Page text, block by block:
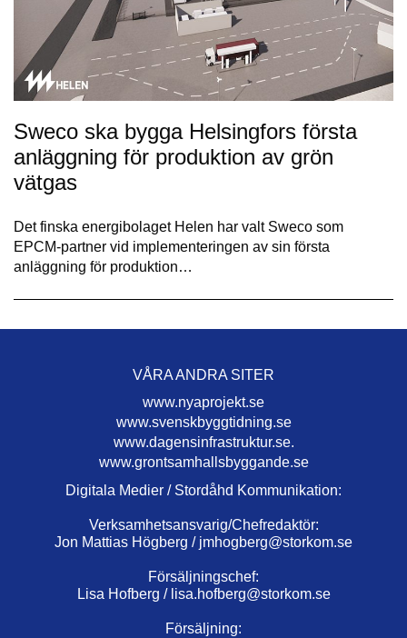
Sweco ska bygga Helsingfors första
anläggning för produktion av grön
vätgas
Det finska energibolaget Helen har valt Sweco som
EPCM-partner vid implementeringen av sin första
anläggning för produktion…
VÅRA ANDRA SITER
www.nyaprojekt.se
www.svenskbyggtidning.se
www.dagensinfrastruktur.se.
www.grontsamhallsbyggande.se
Digitala Medier / Stordåhd Kommunikation:
Verksamhetsansvarig/Chefredaktör:
Jon Mattias Högberg / jmhogberg@storkom.se
Försäljningschef:
Lisa Hofberg / lisa.hofberg@storkom.se
Försäljning: